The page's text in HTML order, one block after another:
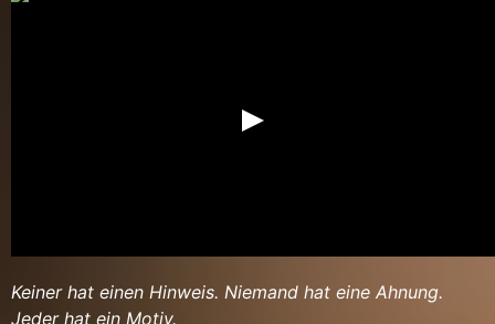
Keiner hat einen Hinweis. Niemand hat eine Ahnung.
Jeder hat ein Motiv.